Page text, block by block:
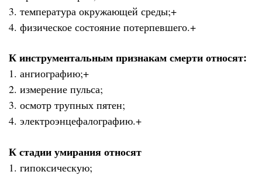
3. температура окружающей среды;+
4. физическое состояние потерпевшего.+
К инструментальным признакам смерти относят:
1. ангиографию;+
2. измерение пульса;
3. осмотр трупных пятен;
4. электроэнцефалографию.+
К стадии умирания относят
1. гипоксическую;